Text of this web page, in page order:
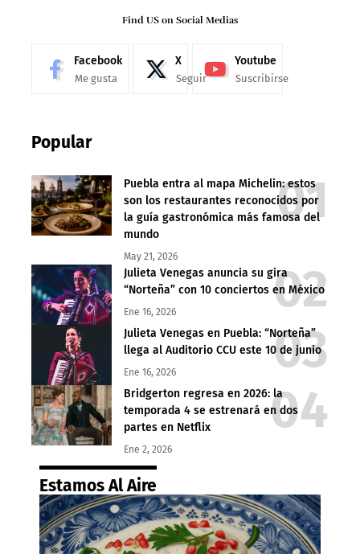
Find US on Social Medias
Facebook
Me gusta
X
Seguir
Youtube
Suscribirse
Popular
Puebla entra al mapa Michelin: estos
son los restaurantes reconocidos por
la guía gastronómica más famosa del
mundo
May 21, 2026
Julieta Venegas anuncia su gira
“Norteña” con 10 conciertos en México
Ene 16, 2026
Julieta Venegas en Puebla: “Norteña”
llega al Auditorio CCU este 10 de junio
Ene 16, 2026
Bridgerton regresa en 2026: la
temporada 4 se estrenará en dos
partes en Netflix
Ene 2, 2026
Estamos Al Aire